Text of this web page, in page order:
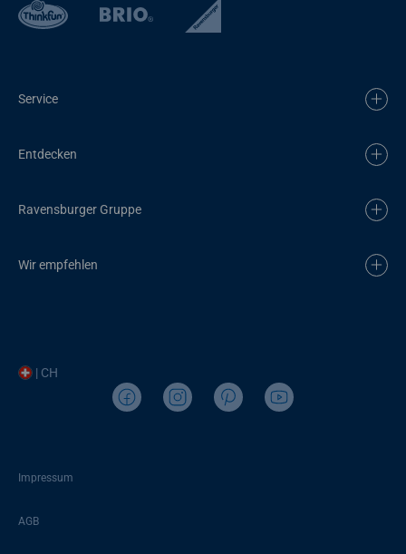
Service
Entdecken
Ravensburger Gruppe
Wir empfehlen
| CH
Impressum
AGB